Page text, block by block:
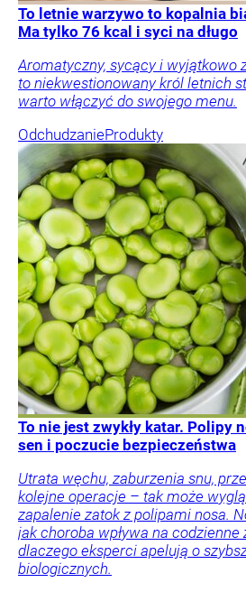
To letnie warzywo to kopalnia
Ma tylko 76 kcal i syci na długo
Aromatyczny, sycący i wyjątkowo
to niekwestionowany król letnich
warto włączyć do swojego menu.
OdchudzanieProdukty
To nie jest zwykły katar. Polipy
sen i poczucie bezpieczeństwa
Utrata węchu, zaburzenia snu,
kolejne operacje – tak może
zapalenie zatok z polipami nosa.
jak choroba wpływa na
dlaczego eksperci apelują o
biologicznych.